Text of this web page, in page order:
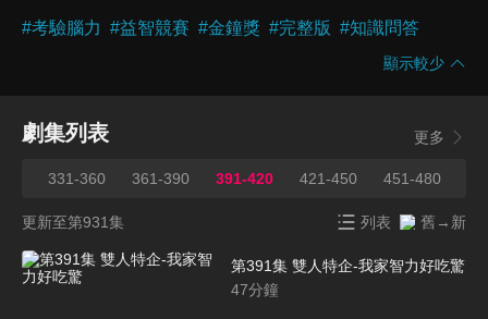
#考驗腦力 #益智競賽 #金鐘獎 #完整版 #知識問答
顯示較少
劇集列表 更多
331-360 361-390 391-420 421-450 451-480
更新至第931集 列表 舊→新
第391集 雙人特企-我家智力好吃驚
47分鐘